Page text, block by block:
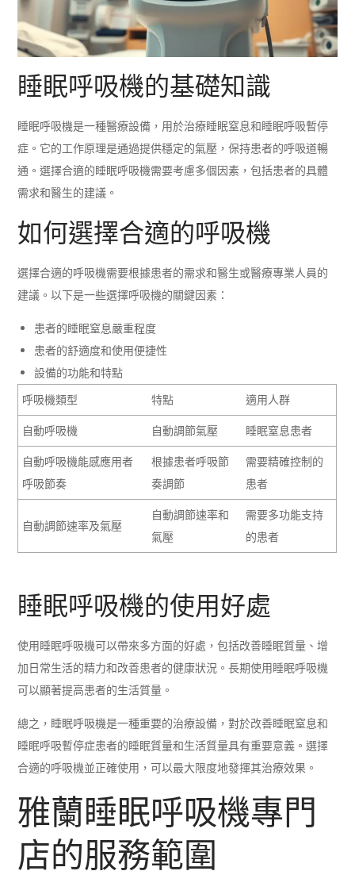
睡眠呼吸機的基礎知識
睡眠呼吸機是一種醫療設備，用於治療睡眠窒息和睡眠呼吸暫停
症。它的工作原理是通過提供穩定的氣壓，保持患者的呼吸道暢
通。選擇合適的睡眠呼吸機需要考慮多個因素，包括患者的具體
需求和醫生的建議。
如何選擇合適的呼吸機
選擇合適的呼吸機需要根據患者的需求和醫生或醫療專業人員的
建議。以下是一些選擇呼吸機的關鍵因素：
患者的睡眠窒息嚴重程度
患者的舒適度和使用便捷性
設備的功能和特點
呼吸機類型
特點
適用人群
自動呼吸機
自動調節氣壓
睡眠窒息患者
自動呼吸機能感應用者
呼吸節奏
根據患者呼吸節
奏調節
需要精確控制的
患者
自動調節速率及氣壓
自動調節速率和
氣壓
需要多功能支持
的患者
睡眠呼吸機的使用好處
使用睡眠呼吸機可以帶來多方面的好處，包括改善睡眠質量、增
加日常生活的精力和改善患者的健康狀況。長期使用睡眠呼吸機
可以顯著提高患者的生活質量。
總之，睡眠呼吸機是一種重要的治療設備，對於改善睡眠窒息和
睡眠呼吸暫停症患者的睡眠質量和生活質量具有重要意義。選擇
合適的呼吸機並正確使用，可以最大限度地發揮其治療效果。
雅蘭睡眠呼吸機專門
店的服務範圍